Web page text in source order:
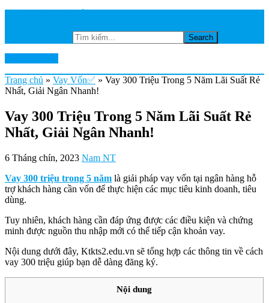
Trang chủ » Vay Vốn✅ » Vay 300 Triệu Trong 5 Năm Lãi Suất Rẻ
Nhất, Giải Ngân Nhanh!
Vay 300 Triệu Trong 5 Năm Lãi Suất Rẻ
Nhất, Giải Ngân Nhanh!
6 Tháng chín, 2023 Nam NT
Vay 300 triệu trong 5 năm là giải pháp vay vốn tại ngân hàng hỗ
trợ khách hàng cần vốn để thực hiện các mục tiêu kinh doanh, tiêu
dùng.
Tuy nhiên, khách hàng cần đáp ứng được các điều kiện và chứng
minh được nguồn thu nhập mới có thể tiếp cận khoản vay.
Nội dung dưới đây, Ktkts2.edu.vn sẽ tổng hợp các thông tin về cách
vay 300 triệu giúp bạn dễ dàng đăng ký.
Nội dung